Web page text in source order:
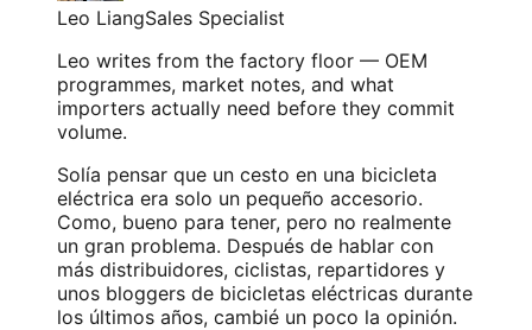
Leo LiangSales Specialist
Leo writes from the factory floor — OEM
programmes, market notes, and what
importers actually need before they commit
volume.
Solía pensar que un cesto en una bicicleta
eléctrica era solo un pequeño accesorio.
Como, bueno para tener, pero no realmente
un gran problema. Después de hablar con
más distribuidores, ciclistas, repartidores y
unos bloggers de bicicletas eléctricas durante
los últimos años, cambié un poco la opinión.